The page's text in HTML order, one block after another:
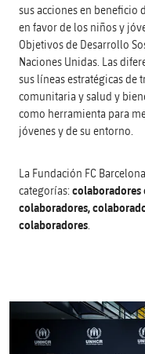
sus acciones en beneficio
en favor de los niños y
Objetivos de Desarrollo
Naciones Unidas. Las
sus líneas estratégicas de
comunitaria y salud y
como herramienta para
jóvenes y de su entorno.
La Fundación FC
categorías:colaboradores
colaboradores,
colaboradores